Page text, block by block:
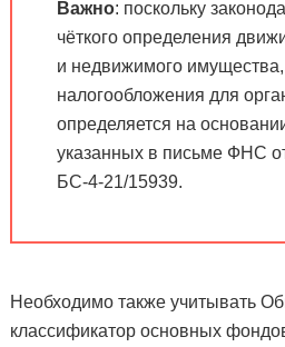
Важно: поскольку
чёткого определения
и недвижимого имущества,
налогообложения для
определяется на
указанных в письме ФНС
БС-4-21/15939.
Необходимо также учитывать
классификатор основных